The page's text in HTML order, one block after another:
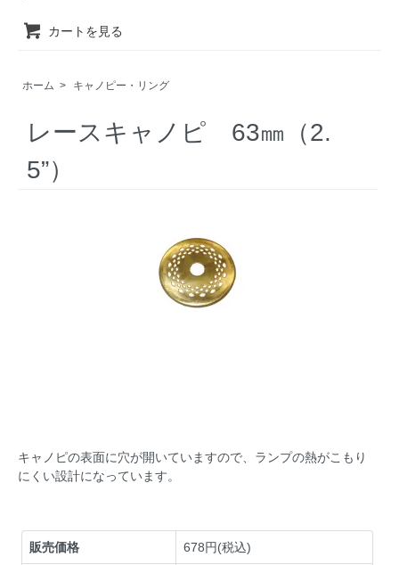
カートを見る
ホーム > キャノピー・リング
レースキャノピ 63㎜（2.
5”）
キャノピの表面に穴が開いていますので、ランプの熱がこもり
にくい設計になっています。
販売価格 678円(税込)